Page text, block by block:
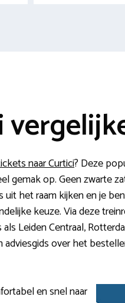
naar Curtici? Deze
gemak op. Geen zwarte
het raam kijken en je
keuze. Via deze
Leiden Centraal,
over het
en snel naar